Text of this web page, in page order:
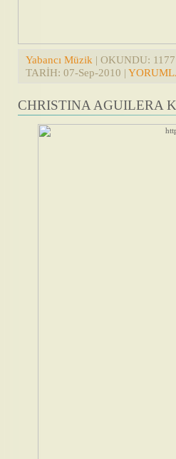
Yabancı Müzik | OKUNDU:
TARİH: 07-Sep-2010 |
CHRISTINA AGUILERA